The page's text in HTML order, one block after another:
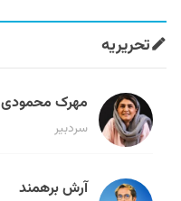
تحریریه
مهرک محمودی
سردبیر
آرش برهمند